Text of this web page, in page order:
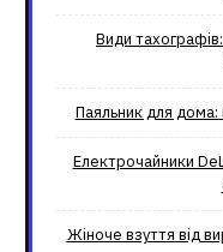
Види
Паяльник для
Електрочайники
Жіноче взуття від